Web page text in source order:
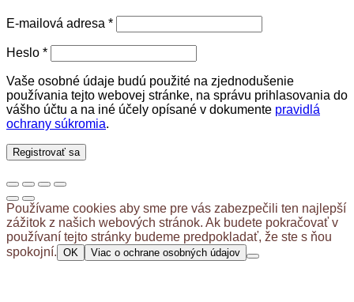
E-mailová adresa *Povinné
Heslo *Povinné
Vaše osobné údaje budú použité na zjednodušenie
používania tejto webovej stránke, na správu prihlasovania do
vášho účtu a na iné účely opísané v dokumente pravidlá
ochrany súkromia.
Registrovať sa
Používame cookies aby sme pre vás zabezpečili ten najlepší
zážitok z našich webových stránok. Ak budete pokračovať v
používaní tejto stránky budeme predpokladať, že ste s ňou
spokojní. OK Viac o ochrane osobných údajov